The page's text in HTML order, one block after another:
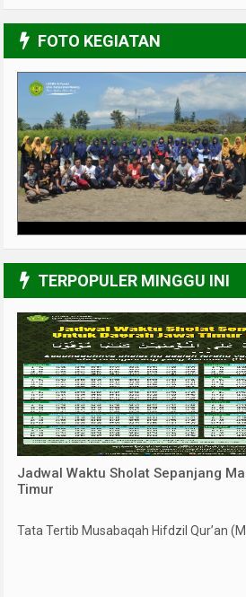
FOTO KEGIATAN
TERPOPULER MINGGU INI
Jadwal Waktu Sholat Sepanjang
Timur
Tata Tertib Musabaqah Hifdzil Qur’an